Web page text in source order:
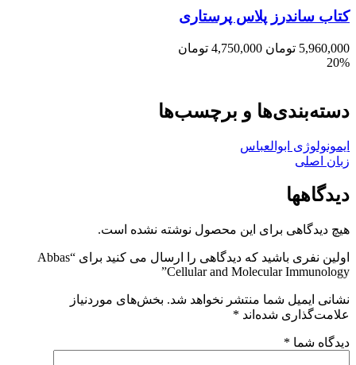
کتاب ساندرز پلاس پرستاری
5,960,000 تومان 4,750,000 تومان
20%
دسته‌بندی‌ها و برچسب‌ها
ایمونولوژی ابوالعباس
زبان اصلی
دیدگاهها
هیچ دیدگاهی برای این محصول نوشته نشده است.
اولین نفری باشید که دیدگاهی را ارسال می کنید برای “Abbas
Cellular and Molecular Immunology”
نشانی ایمیل شما منتشر نخواهد شد. بخش‌های موردنیاز
علامت‌گذاری شده‌اند *
دیدگاه شما *